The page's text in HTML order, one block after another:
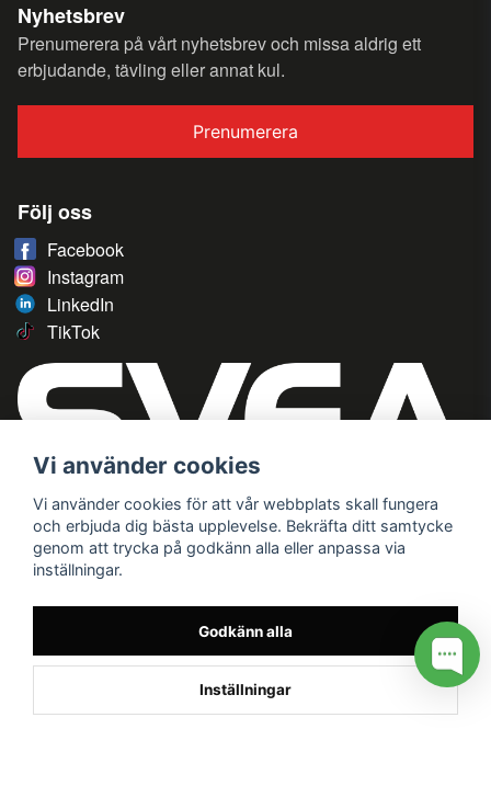
Nyhetsbrev
Prenumerera på vårt nyhetsbrev och missa aldrig ett
erbjudande, tävling eller annat kul.
Prenumerera
Följ oss
Facebook
Instagram
LinkedIn
TikTok
Vi använder cookies
Vi använder cookies för att vår webbplats skall fungera
och erbjuda dig bästa upplevelse. Bekräfta ditt samtycke
genom att trycka på godkänn alla eller anpassa via
inställningar.
Godkänn alla
Inställningar